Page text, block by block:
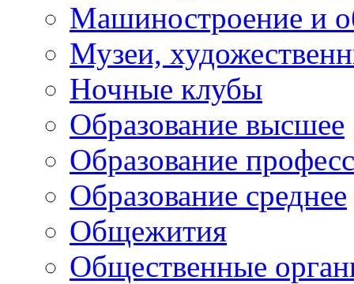
Машиностроение и
Музеи,
Ночные клубы
Образование высшее
Образование
Образование среднее
Общежития
Общественные